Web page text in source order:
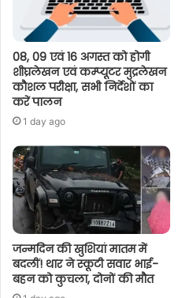
08, 09 एवं 16 अगस्त को होगी
शीघ्रलेखन एवं कम्प्यूटर मुद्रलेखन
कौशल परीक्षा, सभी निर्देशों का
करें पालन
1 day ago
जन्मदिन की खुशियां मातम में
बदलीं! थार ने स्कूटी सवार भाई-
बहन को कुचला, दोनों की मौत